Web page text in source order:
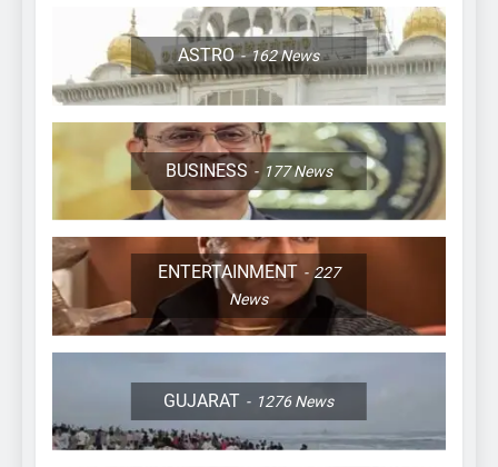
ASTRO 162News
BUSINESS 177News
ENTERTAINMENT
227
News
GUJARAT 1276News